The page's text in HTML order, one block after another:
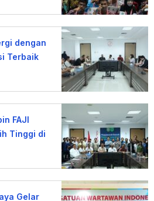
dengan
Terbaik
FAJI
Tinggi di
Gelar